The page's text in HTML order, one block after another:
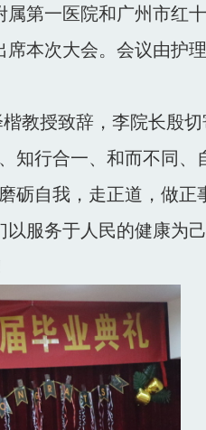
第一医院和广州市红
本次大会。会议由护
教授致辞，李院长殷切
知行合一、和而不同、
砺自我，走正道，做正
服务于人民的健康为己